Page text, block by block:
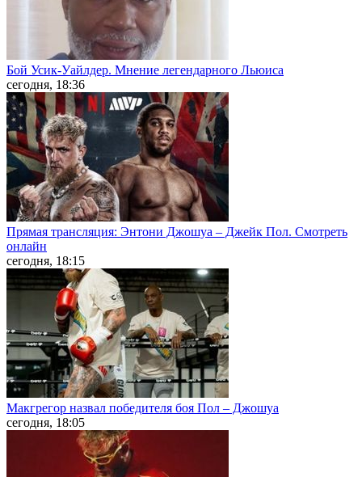
Бой Усик-Уайлдер. Мнение легендарного Льюиса
сегодня, 18:36
Прямая трансляция: Энтони Джошуа – Джейк Пол. Смотреть
онлайн
сегодня, 18:15
Макгрегор назвал победителя боя Пол – Джошуа
сегодня, 18:05